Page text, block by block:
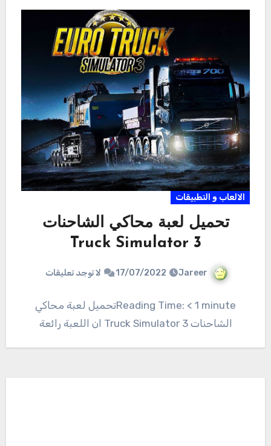
الالعاب و التطبيقات
تحميل لعبة محاكي الشاحنات
Truck Simulator 3
Jareer
17/07/2022 لا توجد تعليقات
Reading Time: < 1 minuteتحميل لعبة محاكي
الشاحنات Truck Simulator 3 ان اللعبة رائعة